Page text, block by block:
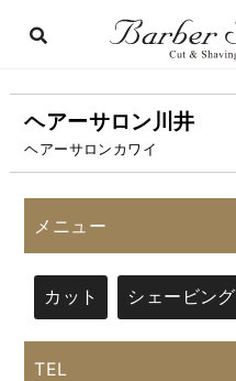
ヘアーサロン川井
ヘアーサロンカワイ
メニュー
カット シェービング
TEL